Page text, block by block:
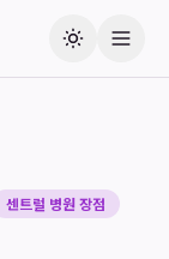
센트럴 병원 장점